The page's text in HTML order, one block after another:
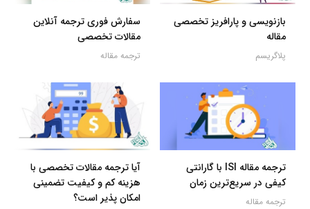
بازنویسی و پارافریز تخصصی
مقاله
پلاگریسم
سفارش فوری ترجمه آنلاین
مقالات تخصصی
ترجمه مقاله
ترجمه مقاله ISI با گارانتی
کیفی در سریع‌ترین زمان
ترجمه مقاله
آیا ترجمه مقالات تخصصی با
هزینه کم و کیفیت تضمینی
امکان پذیر است؟